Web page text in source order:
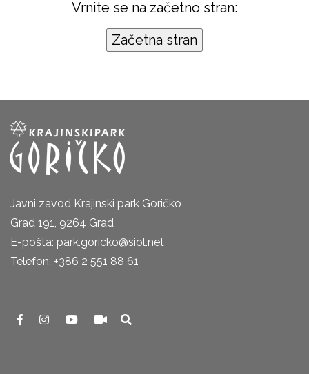
Vrnite se na začetno stran:
Javni zavod Krajinski park Goričko
Grad 191, 9264 Grad
E-pošta: park.goricko@siol.net
Telefon: +386 2 551 88 61